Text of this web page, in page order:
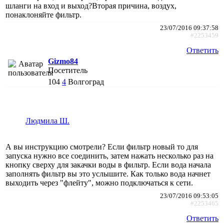
шланги на вход и выход?Вторая причина, воздух,
понаклоняйте фильтр.
23/07/2016 09:37:58
#2253459
Ответить
Gizmo84
Посетитель
104 4 Волгоград
Людмила Ш.
А вы инструкцию смотрели? Если фильтр новый то для
запуска нужно все соединить, затем нажать несколько раз на
кнопку сверху для закачки воды в фильтр. Если вода начала
заполнять фильтр вы это услышите. Как только вода начнет
выходить через "флейту", можно подключаться к сети.
23/07/2016 09:53:05
#2253465
Ответить